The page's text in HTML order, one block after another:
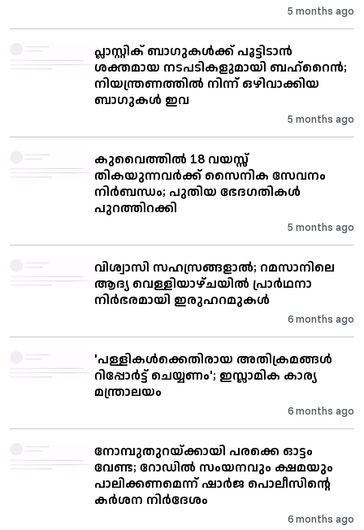
5 months ago
പ്ലാസ്റ്റിക് ബാഗുകൾക്ക് പൂട്ടിടാൻ
ശക്തമായ നടപടികളുമായി ബഹ്‌റൈൻ;
നിയന്ത്രണത്തിൽ നിന്ന് ഒഴിവാക്കിയ
ബാഗുകൾ ഇവ
5 months ago
കുവൈത്തിൽ 18 വയസ്സ്
തികയുന്നവർക്ക് സൈനിക സേവനം
നിർബന്ധം; പുതിയ ഭേദഗതികൾ
പുറത്തിറക്കി
5 months ago
വിശ്വാസി സഹസ്രങ്ങളാൽ; റമസാനിലെ
ആദ്യ വെള്ളിയാഴ്ചയിൽ പ്രാർഥനാ
നിർഭരമായി ഇരുഹറമുകൾ
6 months ago
'പള്ളികൾക്കെതിരായ അതിക്രമങ്ങൾ
റിപ്പോർട്ട് ചെയ്യണം'; ഇസ്ലാമിക കാര്യ
മന്ത്രാലയം
6 months ago
നോമ്പുതുറയ്ക്കായി പരക്കെ ഓട്ടം
വേണ്ട; റോഡിൽ സംയനവും ക്ഷമയും
പാലിക്കണമെന്ന് ഷാർജ പൊലീസിന്റെ
കർശന നിർദേശം
6 months ago